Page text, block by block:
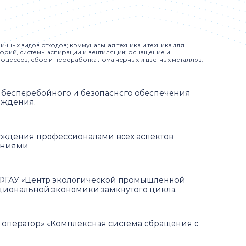
видов отходов; коммунальная техника и техника для
системы аспирации и вентиляции; оснащение и
сбор и переработка лома черных и цветных металлов.
и безопасного обеспечения
профессионалами всех аспектов
«Центр экологической промышленной
экономики замкнутого цикла.
«Комплексная система обращения с